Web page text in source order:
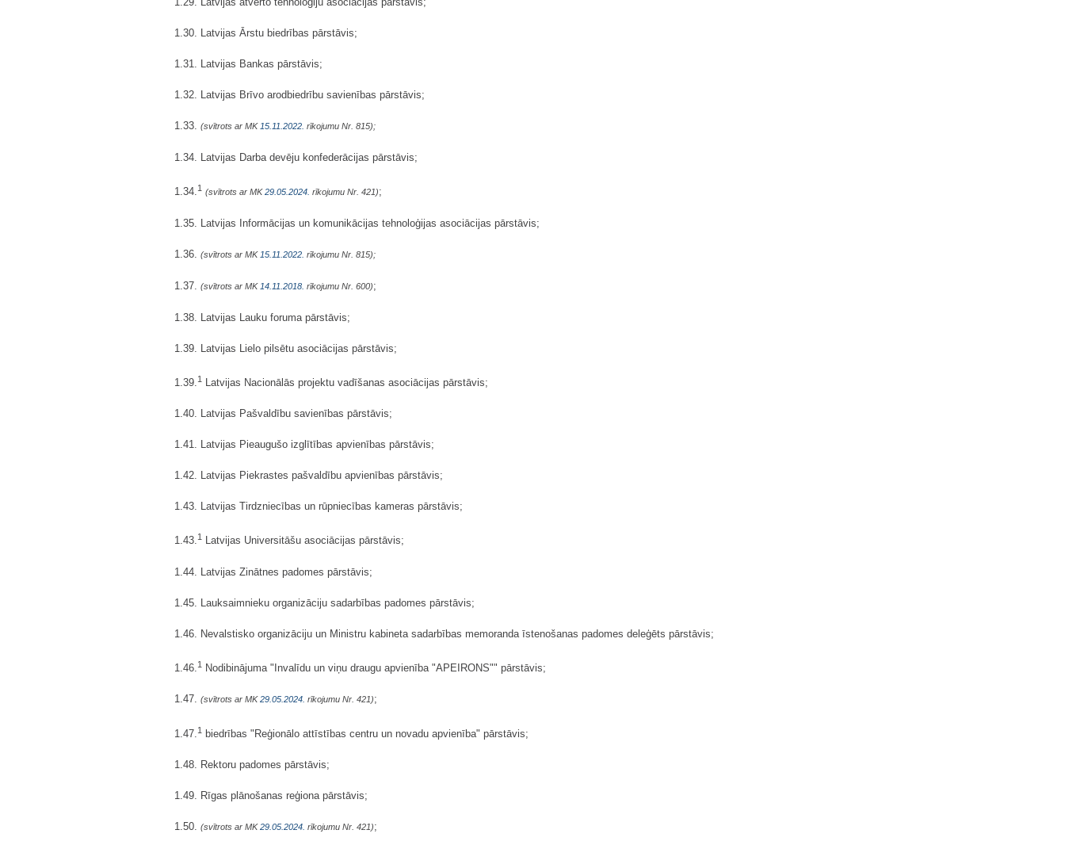
1.30. Latvijas Ārstu biedrības pārstāvis;
1.31. Latvijas Bankas pārstāvis;
1.32. Latvijas Brīvo arodbiedrību savienības pārstāvis;
1.33. (svītrots ar MK 15.11.2022. rīkojumu Nr. 815);
1.34. Latvijas Darba devēju konfederācijas pārstāvis;
1.34.1 (svītrots ar MK29.05.2024. rīkojumu Nr. 421);
1.35. Latvijas Informācijas un komunikācijas tehnoloģijas asociācijas pārstāvis;
1.36. (svītrots ar MK 15.11.2022. rīkojumu Nr. 815);
1.37. (svītrots ar MK 14.11.2018. rīkojumu Nr. 600);
1.38. Latvijas Lauku foruma pārstāvis;
1.39. Latvijas Lielo pilsētu asociācijas pārstāvis;
1.39.1 Latvijas Nacionālās projektu vadīšanas asociācijas pārstāvis;
1.40. Latvijas Pašvaldību savienības pārstāvis;
1.41. Latvijas Pieaugušo izglītības apvienības pārstāvis;
1.42. Latvijas Piekrastes pašvaldību apvienības pārstāvis;
1.43. Latvijas Tirdzniecības un rūpniecības kameras pārstāvis;
1.43.1 Latvijas Universitāšu asociācijas pārstāvis;
1.44. Latvijas Zinātnes padomes pārstāvis;
1.45. Lauksaimnieku organizāciju sadarbības padomes pārstāvis;
1.46. Nevalstisko organizāciju un Ministru kabineta sadarbības memoranda īstenošanas padomes deleģēts pārstāvis;
1.46.1 Nodibinājuma "Invalīdu un viņu draugu apvienība "APEIRONS"" pārstāvis;
1.47. (svītrots ar MK29.05.2024. rīkojumu Nr. 421);
1.47.1 biedrības "Reģionālo attīstības centru un novadu apvienība" pārstāvis;
1.48. Rektoru padomes pārstāvis;
1.49. Rīgas plānošanas reģiona pārstāvis;
1.50. (svītrots ar MK29.05.2024. rīkojumu Nr. 421);